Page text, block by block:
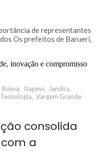
de representantes
Os prefeitos de Barueri,
Ibiúna, Itapevi, Jandira,
Tecnologia, Vargem Grande
consolida
a